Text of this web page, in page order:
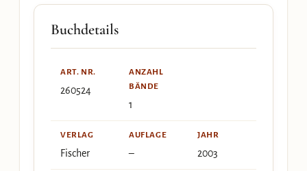
Buchdetails
ART. NR.
260524
ANZAHL
BÄNDE
1
VERLAG
Fischer
AUFLAGE
–
JAHR
2003